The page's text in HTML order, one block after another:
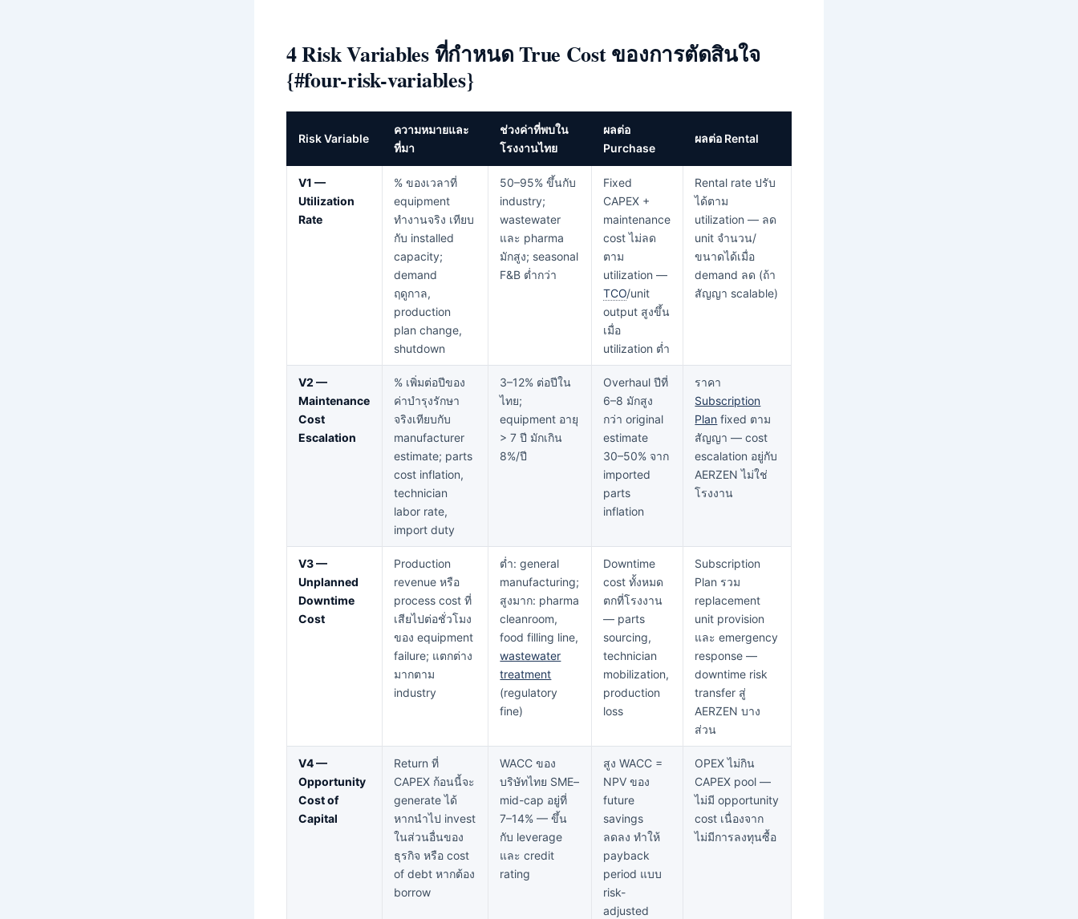
4 Risk Variables ที่กำหนด True Cost ของการตัดสินใจ
{#four-risk-variables}
Risk Variable
ความหมายและ
ที่มา
ช่วงค่าที่พบใน
โรงงานไทย
ผลต่อ
Purchase
ผลต่อ Rental
V1 —
Utilization
Rate
% ของเวลาที่
equipment
ทำงานจริง เทียบ
กับ installed
capacity;
demand
ฤดูกาล,
production
plan change,
shutdown
50–95% ขึ้นกับ
industry;
wastewater
และ pharma
มักสูง; seasonal
F&B ต่ำกว่า
Fixed
CAPEX +
maintenance
cost ไม่ลด
ตาม
utilization —
TCO/unit
output สูงขึ้น
เมื่อ
utilization ต่ำ
Rental rate ปรับ
ได้ตาม
utilization — ลด
unit จำนวน/
ขนาดได้เมื่อ
demand ลด (ถ้า
สัญญา scalable)
V2 —
Maintenance
Cost
Escalation
% เพิ่มต่อปีของ
ค่าบำรุงรักษา
จริงเทียบกับ
manufacturer
estimate; parts
cost inflation,
technician
labor rate,
import duty
3–12% ต่อปีใน
ไทย;
equipment อายุ
> 7 ปี มักเกิน
8%/ปี
Overhaul ปีที่
6–8 มักสูง
กว่า original
estimate
30–50% จาก
imported
parts
inflation
ราคา
Subscription
Plan fixed ตาม
สัญญา — cost
escalation อยู่กับ
AERZEN ไม่ใช่
โรงงาน
V3 —
Unplanned
Downtime
Cost
Production
revenue หรือ
process cost ที่
เสียไปต่อชั่วโมง
ของ equipment
failure; แตกต่าง
มากตาม
industry
ต่ำ: general
manufacturing;
สูงมาก: pharma
cleanroom,
food filling line,
wastewater
treatment
(regulatory
fine)
Downtime
cost ทั้งหมด
ตกที่โรงงาน
— parts
sourcing,
technician
mobilization,
production
loss
Subscription
Plan รวม
replacement
unit provision
และ emergency
response —
downtime risk
transfer สู่
AERZEN บาง
ส่วน
V4 —
Opportunity
Cost of
Capital
Return ที่
CAPEX ก้อนนี้จะ
generate ได้
หากนำไป invest
ในส่วนอื่นของ
ธุรกิจ หรือ cost
of debt หากต้อง
borrow
WACC ของ
บริษัทไทย SME–
mid-cap อยู่ที่
7–14% — ขึ้น
กับ leverage
และ credit
rating
สูง WACC =
NPV ของ
future
savings
ลดลง ทำให้
payback
period แบบ
risk-
adjusted
OPEX ไม่กิน
CAPEX pool —
ไม่มี opportunity
cost เนื่องจาก
ไม่มีการลงทุนซื้อ